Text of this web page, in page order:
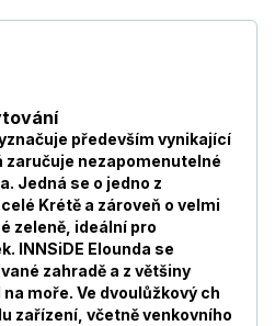
především vynikající
zaručuje nezapomenutelné
Jedná se o jedno z
Krétě a zároveň o velmi
zeleně, ideální pro
INNSiDE Elounda se
zahradě a z většiny
moře. Ve dvoulůžkový ch
zařízení, včetně venkovního